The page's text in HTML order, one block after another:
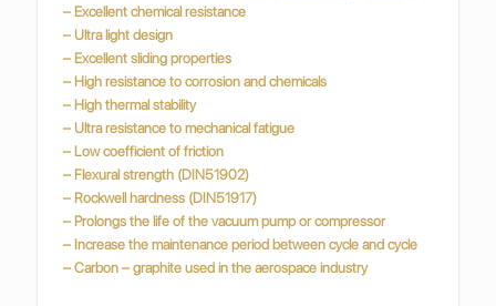
– Excellent chemical resistance
– Ultra light design
– Excellent sliding properties
– High resistance to corrosion and chemicals
– High thermal stability
– Ultra resistance to mechanical fatigue
– Low coefficient of friction
– Flexural strength (DIN51902)
– Rockwell hardness (DIN51917)
– Prolongs the life of the vacuum pump or compressor
– Increase the maintenance period between cycle and cycle
– Carbon – graphite used in the aerospace industry